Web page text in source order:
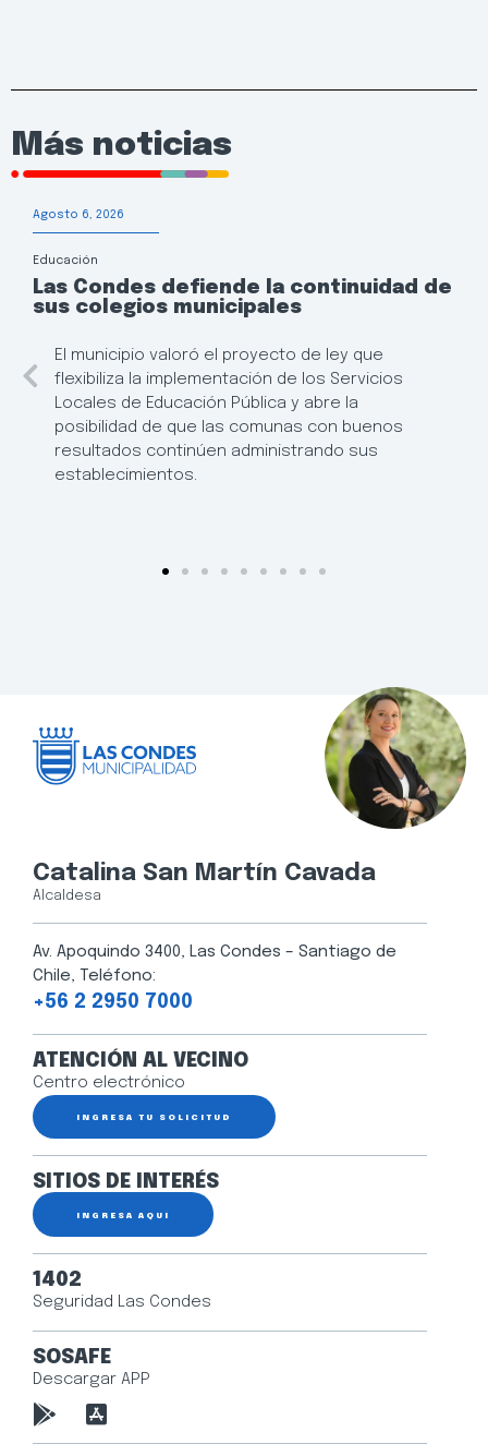
Más noticias
Agosto 6, 2026
Educación
Las Condes defiende la continuidad de
sus colegios municipales
El municipio valoró el proyecto de ley que
flexibiliza la implementación de los Servicios
Locales de Educación Pública y abre la
posibilidad de que las comunas con buenos
resultados continúen administrando sus
establecimientos.
Catalina San Martín Cavada
Alcaldesa
Av. Apoquindo 3400, Las Condes – Santiago de
Chile, Teléfono:
+56 2 2950 7000
ATENCIÓN AL VECINO
Centro electrónico
INGRESA TU SOLICITUD
SITIOS DE INTERÉS
INGRESA AQUÍ
1402
Seguridad Las Condes
SOSAFE
Descargar APP